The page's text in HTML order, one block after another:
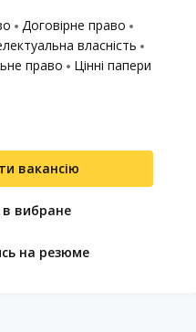
Договірне право
власність
право Цінні папери
вакансію
в вибране
на резюме